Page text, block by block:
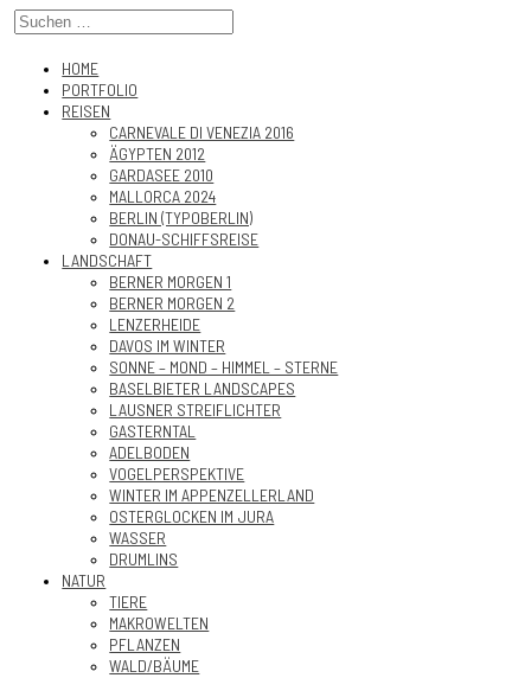
HOME
PORTFOLIO
REISEN
CARNEVALE DI VENEZIA 2016
ÄGYPTEN 2012
GARDASEE 2010
MALLORCA 2024
BERLIN (TYPOBERLIN)
DONAU-SCHIFFSREISE
LANDSCHAFT
BERNER MORGEN 1
BERNER MORGEN 2
LENZERHEIDE
DAVOS IM WINTER
SONNE – MOND – HIMMEL – STERNE
BASELBIETER LANDSCAPES
LAUSNER STREIFLICHTER
GASTERNTAL
ADELBODEN
VOGELPERSPEKTIVE
WINTER IM APPENZELLERLAND
OSTERGLOCKEN IM JURA
WASSER
DRUMLINS
NATUR
TIERE
MAKROWELTEN
PFLANZEN
WALD/BÄUME